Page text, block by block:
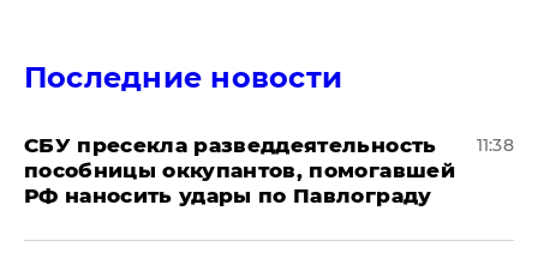
Последние новости
СБУ пресекла разведдеятельность
пособницы оккупантов, помогавшей
РФ наносить удары по Павлограду
11:38